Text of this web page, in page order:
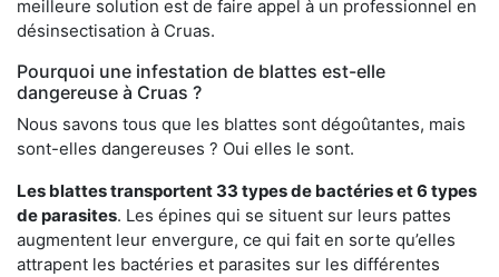
meilleure solution est de faire appel à un professionnel en
désinsectisation à Cruas.
Pourquoi une infestation de blattes est-elle
dangereuse à Cruas ?
Nous savons tous que les blattes sont dégoûtantes, mais
sont-elles dangereuses ? Oui elles le sont.
Les blattes transportent 33 types de bactéries et 6 types
de parasites. Les épines qui se situent sur leurs pattes
augmentent leur envergure, ce qui fait en sorte qu’elles
attrapent les bactéries et parasites sur les différentes